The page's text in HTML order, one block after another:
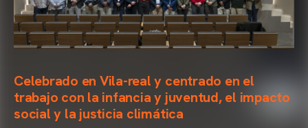
Celebrado en Vila-real y centrado en el
trabajo con la infancia y juventud, el impacto
social y la justicia climática